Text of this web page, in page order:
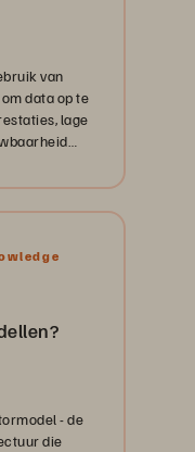
van
data op te
lage
- de
die